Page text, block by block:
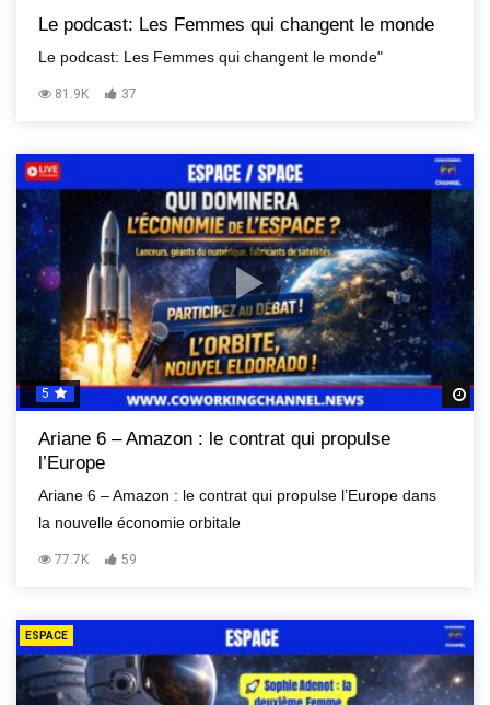
Le podcast: Les Femmes qui changent le monde
Le podcast: Les Femmes qui changent le monde"
81.9K 37
5
Ariane 6 – Amazon : le contrat qui propulse
l’Europe
Ariane 6 – Amazon : le contrat qui propulse l’Europe dans
la nouvelle économie orbitale
77.7K 59
ESPACE